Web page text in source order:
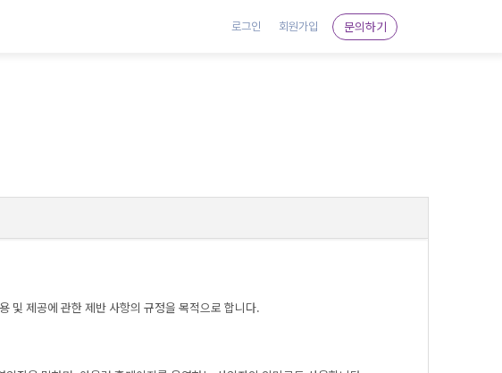
로그인 회원가입 문의하기